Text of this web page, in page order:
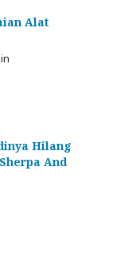
Alat
Hilang
And